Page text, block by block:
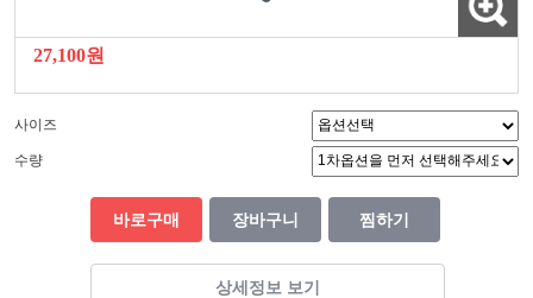
27,100원
사이즈
수량
바로구매 장바구니 찜하기
상세정보 보기